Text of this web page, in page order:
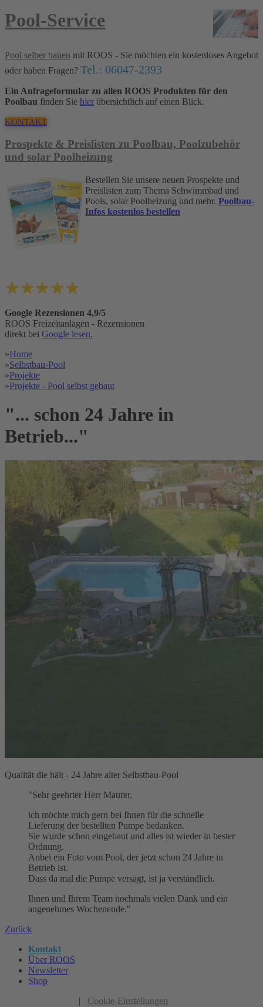
Pool-Service
Pool selber bauen mit ROOS - Sie möchten ein kostenloses Angebot
oder haben Fragen? Tel.: 06047-2393
Ein Anfrageformular zu allen ROOS Produkten für den
Poolbau finden Sie hier übersichtlich auf einen Blick.
KONTAKT
Prospekte & Preislisten zu Poolbau, Poolzubehör
und solar Poolheizung
Bestellen Sie unsere neuen Prospekte und
Preislisten zum Thema Schwimmbad und
Pools, solar Poolheizung und mehr. Poolbau-
Infos kostenlos bestellen
Google Rezensionen 4,9/5
ROOS Freizeitanlagen - Rezensionen
direkt bei Google lesen.
»Home
»Selbstbau-Pool
»Projekte
»Projekte - Pool selbst gebaut
"... schon 24 Jahre in
Betrieb..."
Qualität die hält - 24 Jahre alter Selbstbau-Pool
"Sehr geehrter Herr Maurer,
ich möchte mich gern bei Ihnen für die schnelle
Lieferung der bestellten Pumpe bedanken.
Sie wurde schon eingebaut und alles ist wieder in bester
Ordnung.
Anbei ein Foto vom Pool, der jetzt schon 24 Jahre in
Betrieb ist.
Dass da mal die Pumpe versagt, ist ja verständlich.
Ihnen und Ihrem Team nochmals vielen Dank und ein
angenehmes Wochenende."
Zurück
Kontakt
Über ROOS
Newsletter
Shop
| Cookie-Einstellungen